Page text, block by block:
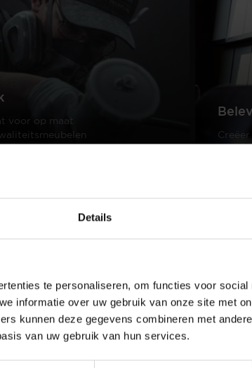
Details
te personaliseren, om functies voor social
informatie over uw gebruik van onze site met
kunnen deze gegevens combineren met
van uw gebruik van hun services.
voor op maat